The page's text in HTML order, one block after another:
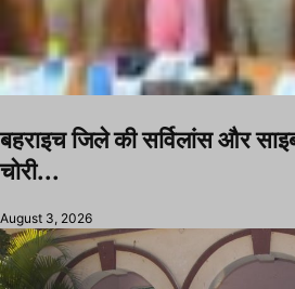
बहराइच जिले की सर्विलांस और
चोरी...
August 3, 2026